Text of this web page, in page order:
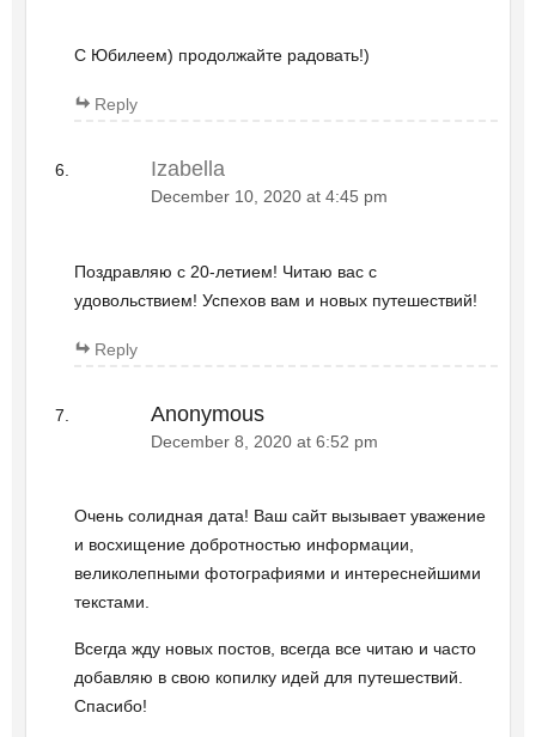
С Юбилеем) продолжайте радовать!)
Reply
Izabella
December 10, 2020 at 4:45 pm
Поздравляю с 20-летием! Читаю вас с
удовольствием! Успехов вам и новых путешествий!
Reply
Anonymous
December 8, 2020 at 6:52 pm
Очень солидная дата! Ваш сайт вызывает уважение
и восхищение добротностью информации,
великолепными фотографиями и интереснейшими
текстами.
Всегда жду новых постов, всегда все читаю и часто
добавляю в свою копилку идей для путешествий.
Спасибо!